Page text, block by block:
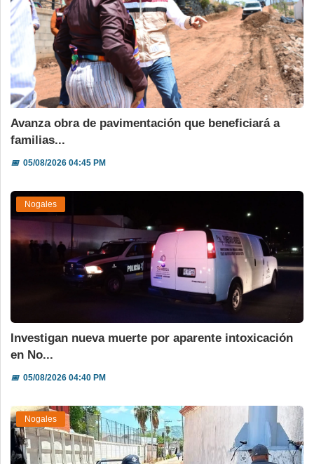
Avanza obra de pavimentación que beneficiará a
familias...
📅05/08/2026 04:45 PM
Nogales
Investigan nueva muerte por aparente intoxicación
en No...
📅05/08/2026 04:40 PM
Nogales